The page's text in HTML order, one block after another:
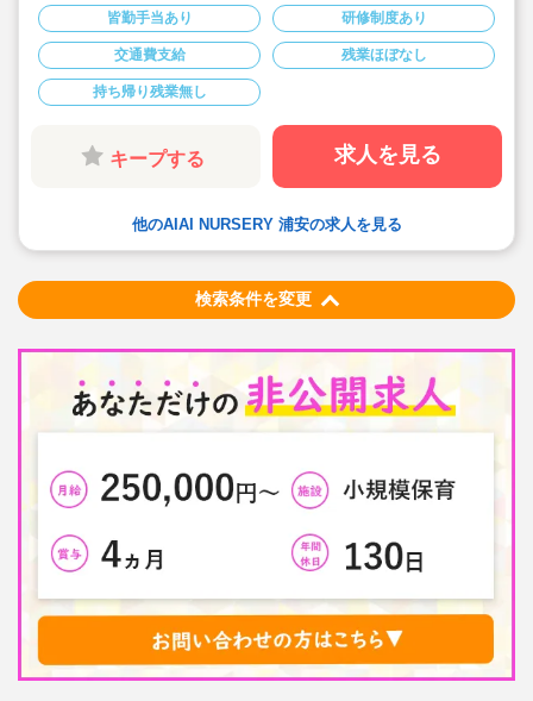
歓迎です
★早番、遅番で勤務したいなど。時間帯は柔軟にご相談
ください
★派遣スタッフの受け入れに慣れている園になりますの
で安心です
★保育士専任のコンサルタントがあなたの派遣就業を安
心サポートいたします
★英語は遊びを通して専任講師が年齢に応じて対応して
います。異文化にふれることで社会性や国際理解を深め
ています
★食育プログラムとして、食糧生産から消費までの過程
を体験することで、食や健康に対する興味を引き出して
★60名定員など中規模園を中心に「もう一つの家」をコ
★ICT技術を導入し事務作業や午睡時の安全確認、保護者
の方とのやり取り等を効率化されています
★子どもたち一人一人と向き合った保育を実施していま
皆勤手当あり 研修制度あり
交通費支給 残業ほぼなし
持ち帰り残業無し
キープする 求人を見る
他のAIAI NURSERY 浦安の求人を見る
検索条件を変更